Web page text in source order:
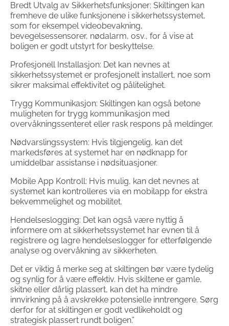
Bredt Utvalg av Sikkerhetsfunksjoner: Skiltingen kan
fremheve de ulike funksjonene i sikkerhetssystemet,
som for eksempel videobevakning,
bevegelsessensorer, nødalarm, osv., for å vise at
boligen er godt utstyrt for beskyttelse.
Profesjonell Installasjon: Det kan nevnes at
sikkerhetssystemet er profesjonelt installert, noe som
sikrer maksimal effektivitet og pålitelighet.
Trygg Kommunikasjon: Skiltingen kan også betone
muligheten for trygg kommunikasjon med
overvåkningssenteret eller rask respons på meldinger.
Nødvarslingssystem: Hvis tilgjengelig, kan det
markedsføres at systemet har en nødknapp for
umiddelbar assistanse i nødsituasjoner.
Mobile App Kontroll: Hvis mulig, kan det nevnes at
systemet kan kontrolleres via en mobilapp for ekstra
bekvemmelighet og mobilitet.
Hendelsesloggіng: Det kan også være nyttig å
informere om at sikkerhetssystemet har evnen til å
registrere og lagre hendelseslogger for etterfølgende
analyse og overvåkning av sikkerheten.
Det er viktig å merke seg at skiltingen bør være tydelig
og synlig for å være effektiv. Hvis skiltene er gamle,
skitne eller dårlig plassert, kan det ha mindre
innvirkning på å avskrekke potensielle inntrengere. Sørg
derfor for at skiltingen er godt vedlikeholdt og
strategisk plassert rundt boligen.”